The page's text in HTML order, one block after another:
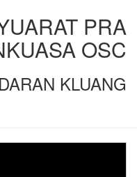
PRA
OSC
KLUANG